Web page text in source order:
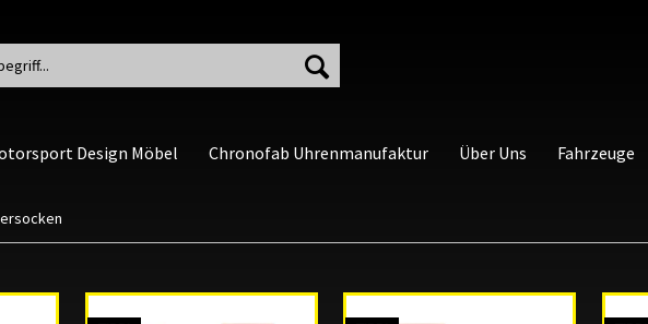
Design Möbel Chronofab Uhrenmanufaktur Über Uns Fahrzeuge